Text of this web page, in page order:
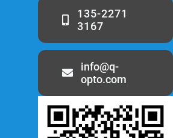
135-2271
3167
info@q-
opto.com